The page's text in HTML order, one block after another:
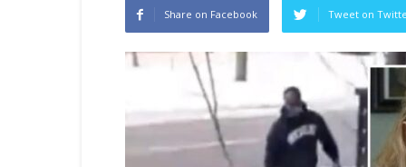
Share on Facebook Tweet on